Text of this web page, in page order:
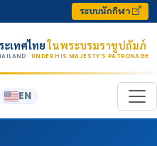
ระบบนักกีฬา
เทศไทยในพระบรมราชูปถัมภ์
· UNDER HIS MAJESTY’S PATRONAGE
EN